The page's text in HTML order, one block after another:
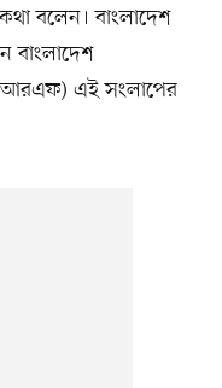
বলেন। বাংলাদেশ
বাংলাদেশ
এই সংলাপের